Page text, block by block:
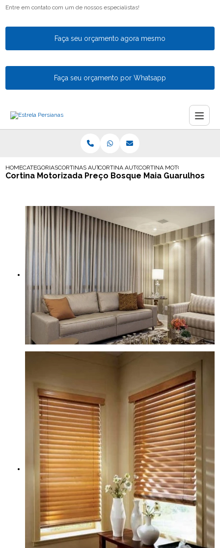
Entre em contato com um de nossos especialistas!
Faça seu orçamento agora mesmo
Faça seu orçamento por Whatsapp
HOMECATEGORIASCORTINAS AUTOMATICASCORTINA AUTOMATICA PARA SALA
CORTINA MOTORIZADA
Cortina Motorizada Preço Bosque Maia Guarulhos